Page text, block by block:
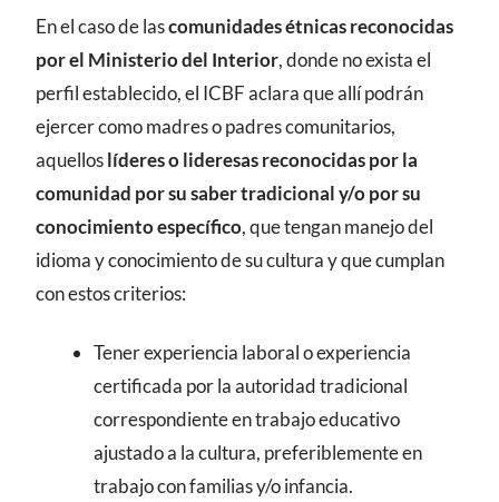
En el caso de lascomunidades étnicas reconocidas
por el Ministerio del Interior, donde no exista el
perfil establecido, el ICBF aclara que allí podrán
ejercer como madres o padres comunitarios,
aquelloslíderes o lideresas reconocidas por la
comunidad por su saber tradicional y/o por su
conocimiento específico, que tengan manejo del
idioma y conocimiento de su cultura y que cumplan
con estos criterios:
Tener experiencia laboral o experiencia
certificada por la autoridad tradicional
correspondiente en trabajo educativo
ajustado a la cultura, preferiblemente en
trabajo con familias y/o infancia.